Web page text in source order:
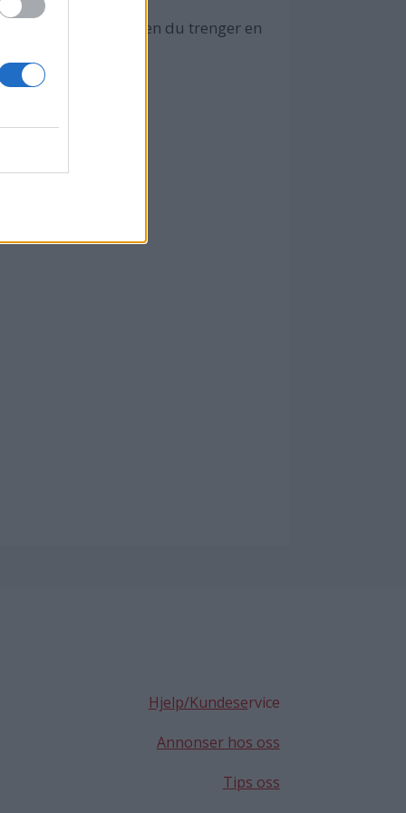
ditt behov. Enten du trenger en
Hjelp/Kundeservice
Annonser hos oss
Tips oss